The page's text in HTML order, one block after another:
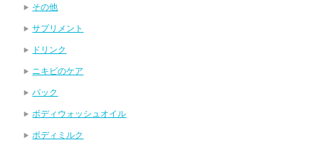
その他
サプリメント
ドリンク
ニキビのケア
パック
ボディウォッシュオイル
ボディミルク